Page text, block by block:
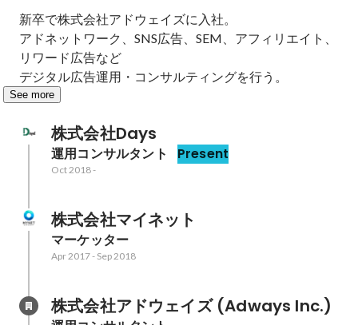
新卒で株式会社アドウェイズに入社。
アドネットワーク、SNS広告、SEM、アフィリエイト、
リワード広告など
デジタル広告運用・コンサルティングを行う。
See more
株式会社Days
運用コンサルタント Present
Oct 2018-
株式会社マイネット
マーケッター
Apr 2017- Sep 2018
株式会社アドウェイズ (Adways Inc.)